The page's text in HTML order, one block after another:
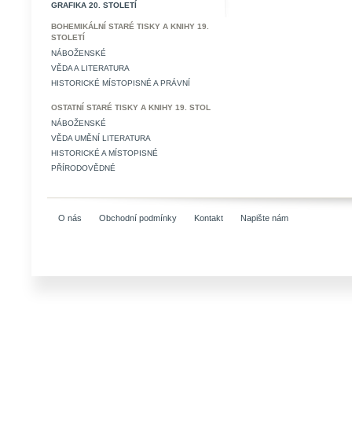
GRAFIKA 20. STOLETÍ
BOHEMIKÁLNÍ STARÉ TISKY A KNIHY 19.
STOLETÍ
NÁBOŽENSKÉ
VĚDA A LITERATURA
HISTORICKÉ MÍSTOPISNÉ A PRÁVNÍ
OSTATNÍ STARÉ TISKY A KNIHY 19. STOL
NÁBOŽENSKÉ
VĚDA UMĚNÍ LITERATURA
HISTORICKÉ A MÍSTOPISNÉ
PŘÍRODOVĚDNÉ
O nás Obchodní podmínky Kontakt Napište nám